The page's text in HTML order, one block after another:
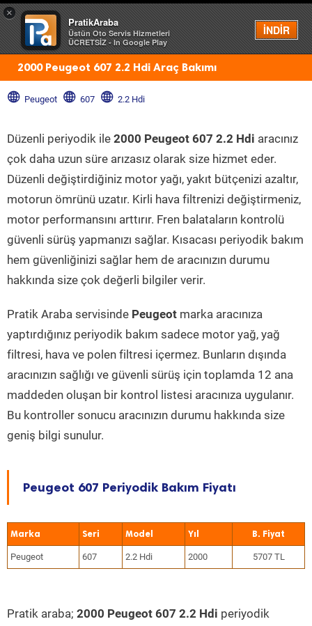
×
PratikAraba
Üstün Oto Servis Hizmetleri
ÜCRETSİZ - In Google Play
İNDİR
Menü
2000 Peugeot 607 2.2 Hdi Araç Bakımı
Peugeot 607 2.2 Hdi
Düzenli periyodik ile 2000 Peugeot 607 2.2 Hdi aracınız
çok daha uzun süre arızasız olarak size hizmet eder.
Düzenli değiştirdiğiniz motor yağı, yakıt bütçenizi azaltır,
motorun ömrünü uzatır. Kirli hava filtrenizi değiştirmeniz,
motor performansını arttırır. Fren balataların kontrolü
güvenli sürüş yapmanızı sağlar. Kısacası periyodik bakım
hem güvenliğinizi sağlar hem de aracınızın durumu
hakkında size çok değerli bilgiler verir.
Pratik Araba servisinde Peugeot marka aracınıza
yaptırdığınız periyodik bakım sadece motor yağ, yağ
filtresi, hava ve polen filtresi içermez. Bunların dışında
aracınızın sağlığı ve güvenli sürüş için toplamda 12 ana
maddeden oluşan bir kontrol listesi aracınıza uygulanır.
Bu kontroller sonucu aracınızın durumu hakkında size
geniş bilgi sunulur.
Peugeot 607 Periyodik Bakım Fiyatı
Marka Seri Model Yıl
Peugeot 607 2.2 Hdi 2000 5707 TL
Pratik araba; 2000 Peugeot 607 2.2 Hdi periyodik